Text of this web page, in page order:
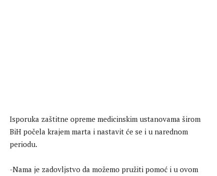
Isporuka zaštitne opreme medicinskim ustanovama širom
BiH počela krajem marta i nastavit će se i u narednom
periodu.
-Nama je zadovljstvo da možemo pružiti pomoć i u ovom